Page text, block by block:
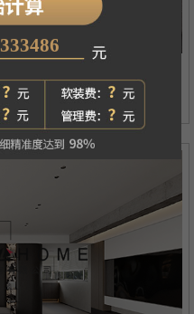
案例详情
259465